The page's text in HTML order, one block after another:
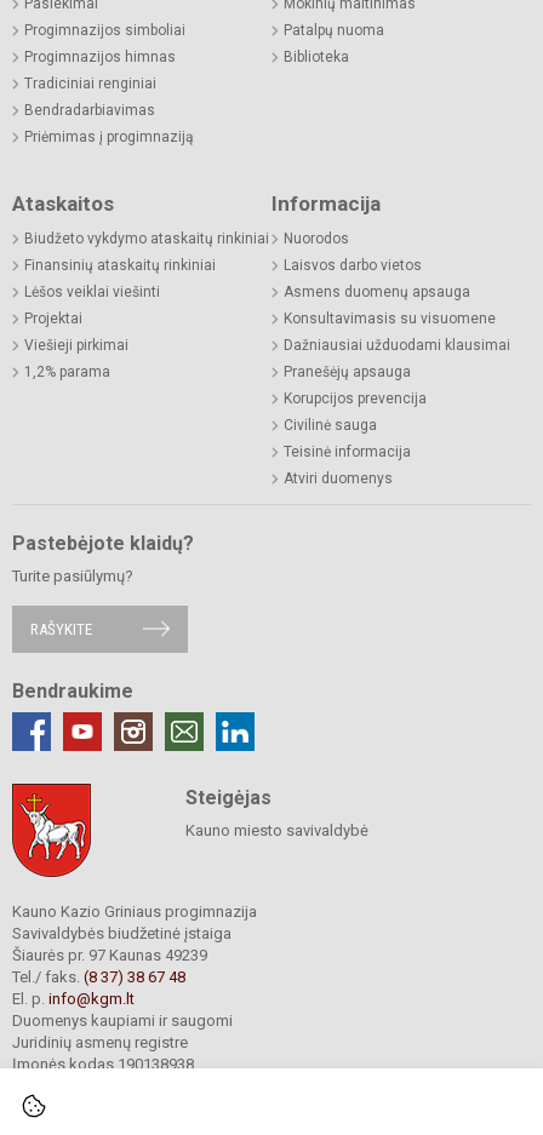
Progimnazijos simboliai
Progimnazijos himnas
Tradiciniai renginiai
Bendradarbiavimas
Priėmimas į progimnaziją
Patalpų nuoma
Biblioteka
Ataskaitos
Biudžeto vykdymo ataskaitų rinkiniai
Finansinių ataskaitų rinkiniai
Lėšos veiklai viešinti
Projektai
Viešieji pirkimai
1,2% parama
Informacija
Nuorodos
Laisvos darbo vietos
Asmens duomenų apsauga
Konsultavimasis su visuomene
Dažniausiai užduodami klausimai
Pranešėjų apsauga
Korupcijos prevencija
Civilinė sauga
Teisinė informacija
Atviri duomenys
Pastebėjote klaidų?
Turite pasiūlymų?
RAŠYKITE
Bendraukime
Steigėjas
Kauno miesto savivaldybė
Kauno Kazio Griniaus progimnazija
Savivaldybės biudžetinė įstaiga
Šiaurės pr. 97 Kaunas 49239
Tel./ faks. (8 37) 38 67 48
El. p. info@kgm.lt
Duomenys kaupiami ir saugomi
Juridinių asmenų registre
Įmonės kodas 190138938